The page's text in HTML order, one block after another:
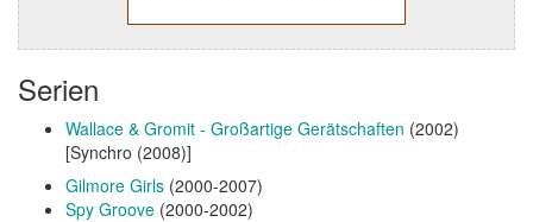
Serien
Wallace & Gromit - Großartige Gerätschaften (2002)
[Synchro (2008)]
Gilmore Girls (2000-2007)
Spy Groove (2000-2002)